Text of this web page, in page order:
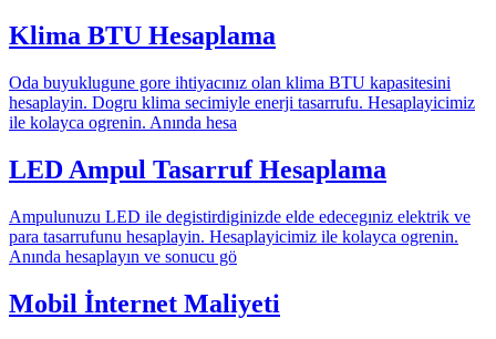
Klima BTU Hesaplama
Oda buyuklugune gore ihtiyacınız olan klima BTU kapasitesini
hesaplayin. Dogru klima secimiyle enerji tasarrufu. Hesaplayicimiz
ile kolayca ogrenin. Anında hesa
LED Ampul Tasarruf Hesaplama
Ampulunuzu LED ile degistirdiginizde elde edecegıniz elektrik ve
para tasarrufunu hesaplayin. Hesaplayicimiz ile kolayca ogrenin.
Anında hesaplayın ve sonucu gö
Mobil İnternet Maliyeti